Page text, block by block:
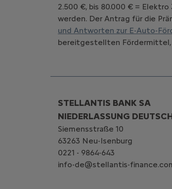
2.500 €, bis 80.000 € =
werden. Der Antrag für die
und Antworten zur E-Auto-
bereitgestellten Fördermittel,
STELLANTIS BANK SA
NIEDERLASSUNG
Siemensstraße 10
63263 Neu-Isenburg
0221 - 9864-643
info-de@stellantis-